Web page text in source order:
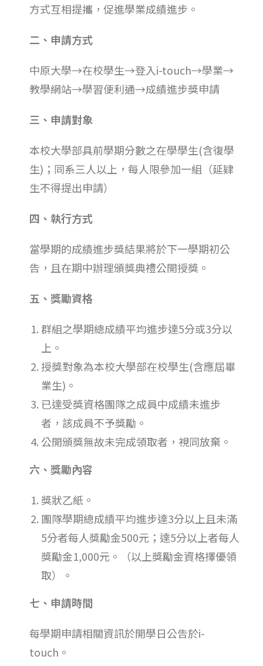
方式互相提攜，促進學業成績進步。
二、申請方式
中原大學→在校學生→登入i-touch→學業→
教學網站→學習便利通→成績進步獎申請
三、申請對象
本校大學部具前學期分數之在學學生(含復學
生)；同系三人以上，每人限參加一組（延肄
生不得提出申請）
四、執行方式
當學期的成績進步獎結果將於下一學期初公
告，且在期中辦理頒獎典禮公開授獎。
五、獎勵資格
群組之學期總成績平均進步達5分或3分以
上。
授獎對象為本校大學部在校學生(含應屆畢
業生)。
已達受獎資格團隊之成員中成績未進步
者，該成員不予獎勵。
公開頒獎無故未完成領取者，視同放棄。
六、 獎勵內容
獎狀乙紙。
團隊學期總成績平均進步達3分以上且未滿
5分者每人獎勵金500元；達5分以上者每人
獎勵金1,000元。（以上獎勵金資格擇優領
取）。
七、申請時間
每學期申請相關資訊於開學日公告於i-
touch。